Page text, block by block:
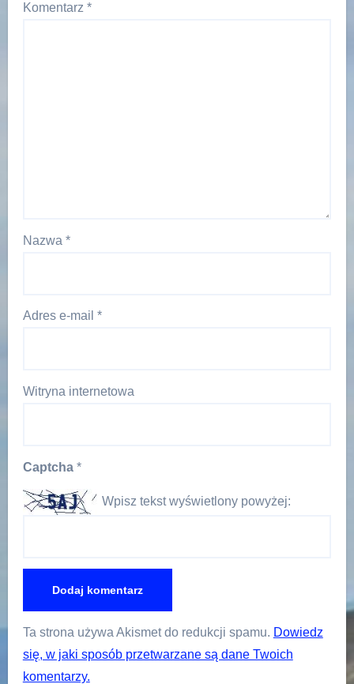
Komentarz *
Nazwa *
Adres e-mail *
Witryna internetowa
Captcha *
Wpisz tekst wyświetlony powyżej:
Ta strona używa Akismet do redukcji spamu. Dowiedz
się, w jaki sposób przetwarzane są dane Twoich
komentarzy.